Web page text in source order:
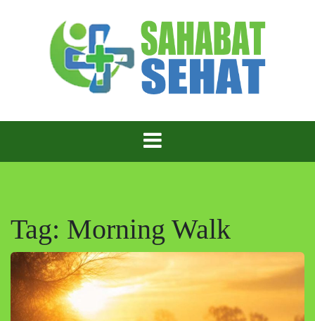
Sahabat Sehat
Sehat!
Tag: Morning Walk